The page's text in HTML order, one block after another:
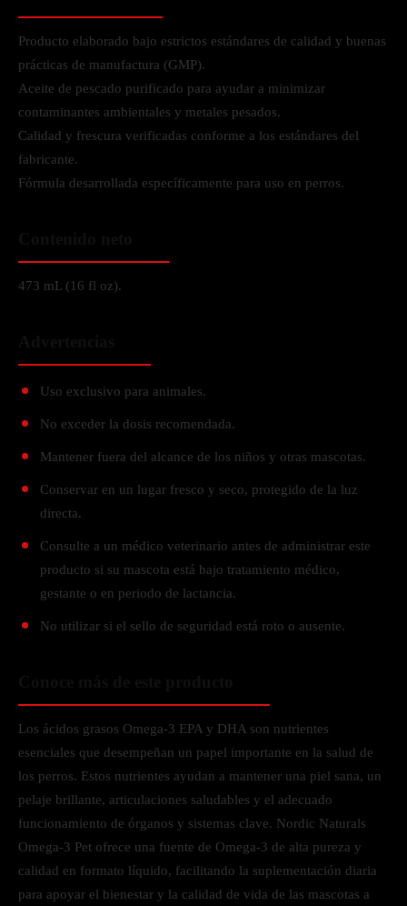
Producto elaborado bajo estrictos estándares de calidad y buenas
prácticas de manufactura (GMP).
Aceite de pescado purificado para ayudar a minimizar
contaminantes ambientales y metales pesados.
Calidad y frescura verificadas conforme a los estándares del
fabricante.
Fórmula desarrollada específicamente para uso en perros.
473 mL (16 fl oz).
Uso exclusivo para animales.
No exceder la dosis recomendada.
Mantener fuera del alcance de los niños y otras mascotas.
Conservar en un lugar fresco y seco, protegido de la luz
directa.
Consulte a un médico veterinario antes de administrar este
producto si su mascota está bajo tratamiento médico,
gestante o en periodo de lactancia.
No utilizar si el sello de seguridad está roto o ausente.
Los ácidos grasos Omega-3 EPA y DHA son nutrientes
esenciales que desempeñan un papel importante en la salud de
los perros. Estos nutrientes ayudan a mantener una piel sana, un
pelaje brillante, articulaciones saludables y el adecuado
funcionamiento de órganos y sistemas clave. Nordic Naturals
Omega-3 Pet ofrece una fuente de Omega-3 de alta pureza y
calidad en formato líquido, facilitando la suplementación diaria
para apoyar el bienestar y la calidad de vida de las mascotas a